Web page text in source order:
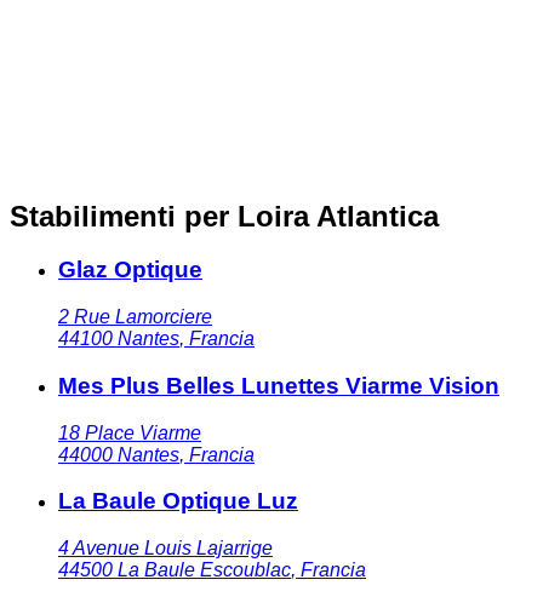
Stabilimenti per Loira Atlantica
Glaz Optique
2 Rue Lamorciere
44100 Nantes, Francia
Mes Plus Belles Lunettes Viarme Vision
18 Place Viarme
44000 Nantes, Francia
La Baule Optique Luz
4 Avenue Louis Lajarrige
44500 La Baule Escoublac, Francia